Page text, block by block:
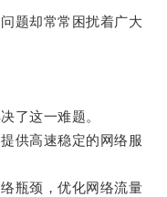
题却常常困扰着广大
这一难题。
供高速稳定的网络服
瓶颈，优化网络流量